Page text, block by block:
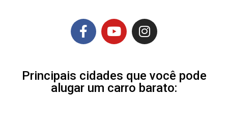
Principais cidades que você pode
alugar um carro barato: